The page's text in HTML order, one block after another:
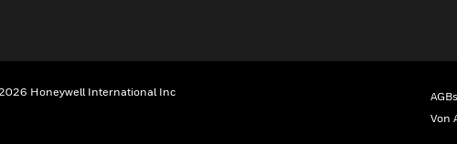
Honeywell International Inc AGBs
Von